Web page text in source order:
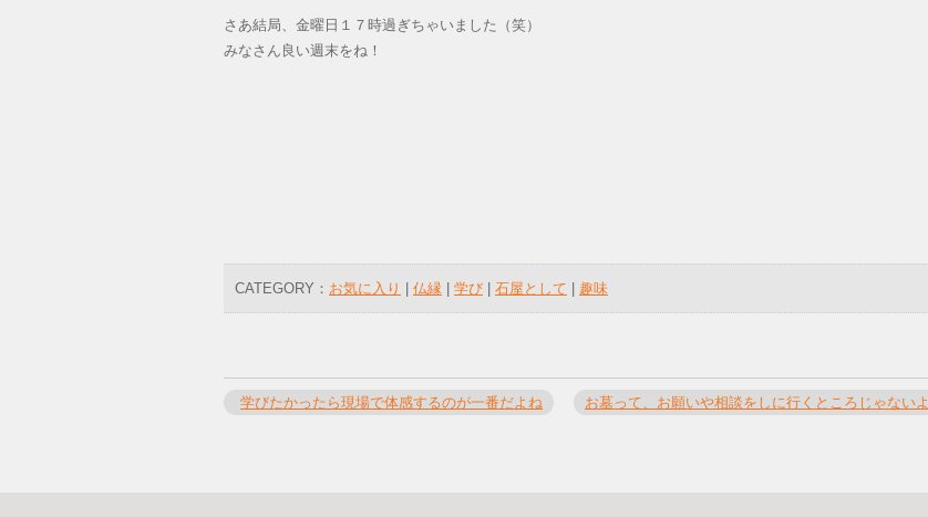
さあ結局、金曜日１７時過ぎちゃいました（笑）
みなさん良い週末をね！
CATEGORY： お気に入り 仏縁 学び 石屋として 趣味
学びたかったら現場で体感するのが一番だよね お墓って、お願いや相談をしに行くところじゃないよ